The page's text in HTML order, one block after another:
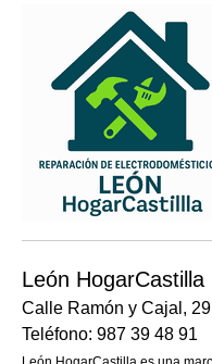
León HogarCastilla
Calle Ramón y Cajal,
Teléfono: 987 39 48 91